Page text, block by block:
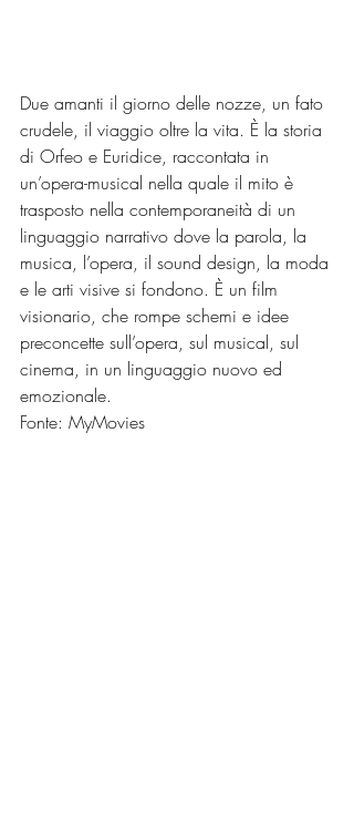
Due amanti il giorno delle nozze, un fato
crudele, il viaggio oltre la vita. È la storia
di Orfeo e Euridice, raccontata in
un’opera-musical nella quale il mito è
trasposto nella contemporaneità di un
linguaggio narrativo dove la parola, la
musica, l’opera, il sound design, la moda
e le arti visive si fondono. È un film
visionario, che rompe schemi e idee
preconcette sull’opera, sul musical, sul
cinema, in un linguaggio nuovo ed
emozionale.
Fonte: MyMovies